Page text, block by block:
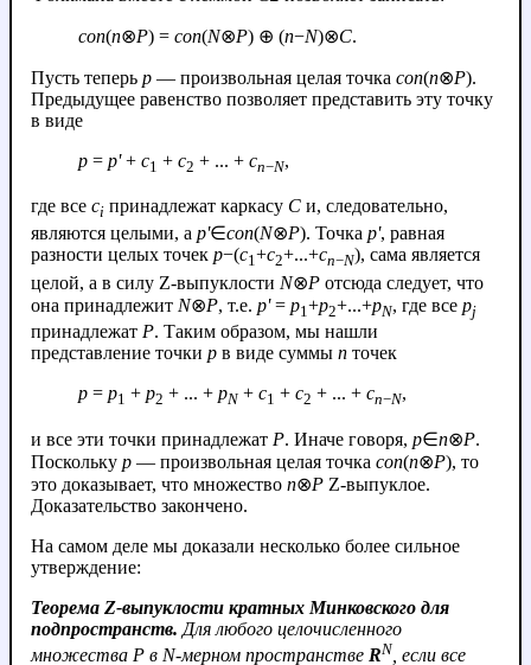
con(n⊗P) = con(N⊗P) ⊕ (n−N)⊗C.
Пусть теперь p — произвольная целая точка con(n⊗P).
Предыдущее равенство позволяет представить эту точку
в виде
p = p'+ c1 + c2 + ... + cn−N,
где все сi принадлежат каркасу C и, следовательно,
являются целыми, а p'∈con(N⊗P). Точка p', равная
разности целых точек p−(c1+c2+...+cn−N), сама является
целой, а в силу Z-выпуклости N⊗P отсюда следует, что
она принадлежит N⊗P, т.е. p'= p1 +p2+...+pN, где все pj
принадлежат P. Таким образом, мы нашли
представление точки p в виде суммы n точек
p = p1 + p2 + ... + pN + c1 + c2 + ... + cn−N,
и все эти точки принадлежат P. Иначе говоря, p∈n⊗P.
Поскольку p — произвольная целая точка con(n⊗P), то
это доказывает, что множество n⊗P Z-выпуклое.
Доказательство закончено.
На самом деле мы доказали несколько более сильное
утверждение:
Теорема Z-выпуклости кратных Минковского для
подпространств. Для любого целочисленного
множества P в N-мерном пространстве RN , если все